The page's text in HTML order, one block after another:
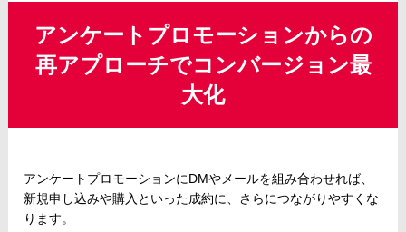
アンケートプロモーションからの
再アプローチでコンバージョン最
大化
アンケートプロモーションにDMやメールを組み合わせれば、
新規申し込みや購入といった成約に、さらにつながりやすくな
ります。